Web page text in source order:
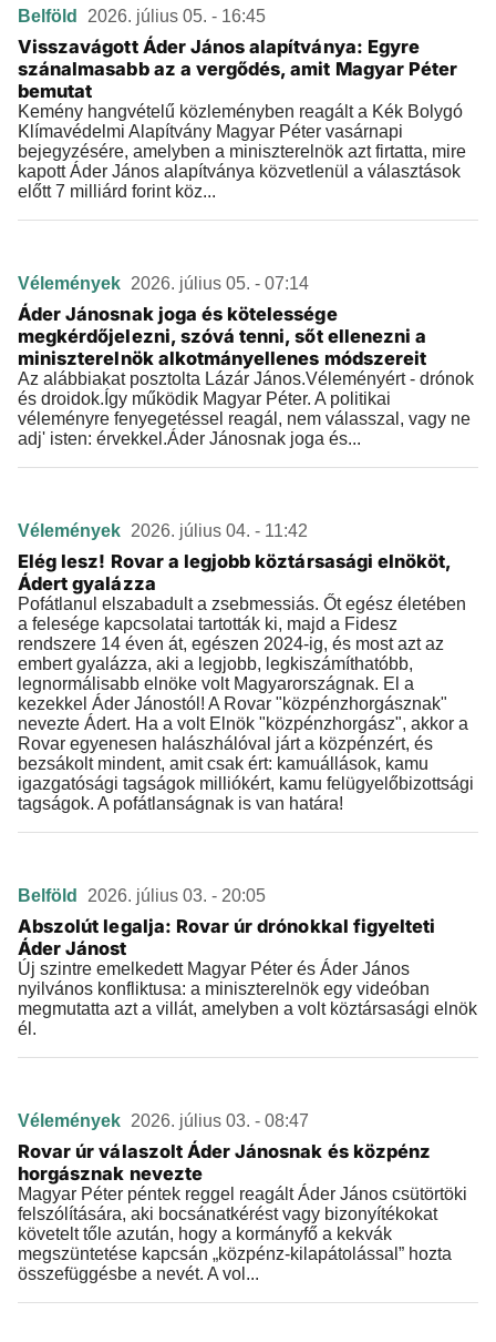
Belföld 2026. július 05. - 16:45
Visszavágott Áder János alapítványa: Egyre
szánalmasabb az a vergődés, amit Magyar Péter
bemutat
Kemény hangvételű közleményben reagált a Kék Bolygó
Klímavédelmi Alapítvány Magyar Péter vasárnapi
bejegyzésére, amelyben a miniszterelnök azt firtatta, mire
kapott Áder János alapítványa közvetlenül a választások
előtt 7 milliárd forint köz...
Vélemények 2026. július 05. - 07:14
Áder Jánosnak joga és kötelessége
megkérdőjelezni, szóvá tenni, sőt ellenezni a
miniszterelnök alkotmányellenes módszereit
Az alábbiakat posztolta Lázár János.Véleményért - drónok
és droidok.Így működik Magyar Péter. A politikai
véleményre fenyegetéssel reagál, nem válasszal, vagy ne
adj' isten: érvekkel.Áder Jánosnak joga és...
Vélemények 2026. július 04. - 11:42
Elég lesz! Rovar a legjobb köztársasági elnököt,
Ádert gyalázza
Pofátlanul elszabadult a zsebmessiás. Őt egész életében
a felesége kapcsolatai tartották ki, majd a Fidesz
rendszere 14 éven át, egészen 2024-ig, és most azt az
embert gyalázza, aki a legjobb, legkiszámíthatóbb,
legnormálisabb elnöke volt Magyarországnak. El a
kezekkel Áder Jánostól! A Rovar "közpénzhorgásznak"
nevezte Ádert. Ha a volt Elnök "közpénzhorgász", akkor a
Rovar egyenesen halászhálóval járt a közpénzért, és
bezsákolt mindent, amit csak ért: kamuállások, kamu
igazgatósági tagságok milliókért, kamu felügyelőbizottsági
tagságok. A pofátlanságnak is van határa!
Belföld 2026. július 03. - 20:05
Abszolút legalja: Rovar úr drónokkal figyelteti
Áder Jánost
Új szintre emelkedett Magyar Péter és Áder János
nyilvános konfliktusa: a miniszterelnök egy videóban
megmutatta azt a villát, amelyben a volt köztársasági elnök
él.
Vélemények 2026. július 03. - 08:47
Rovar úr válaszolt Áder Jánosnak és közpénz
horgásznak nevezte
Magyar Péter péntek reggel reagált Áder János csütörtöki
felszólítására, aki bocsánatkérést vagy bizonyítékokat
követelt tőle azután, hogy a kormányfő a kekvák
megszüntetése kapcsán „közpénz-kilapátolással” hozta
összefüggésbe a nevét. A vol...